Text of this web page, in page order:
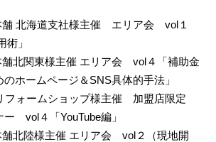
北海道支社様主催 エリア会 vol１
術」
北関東様主催 エリア会 vol４「補助金
ホームページ＆SNS具体的手法」
フォームショップ様主催 加盟店限定
ー vol４「YouTube編」
北陸様主催 エリア会 vol２（現地開